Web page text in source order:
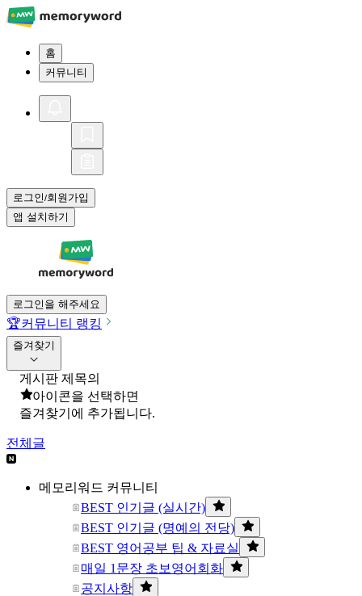
홈
커뮤니티
로그인/회원가입
앱 설치하기
로그인을 해주세요
🏆커뮤니티 랭킹
즐겨찾기
게시판 제목의
아이콘을 선택하면
즐겨찾기에 추가됩니다.
전체글
메모리워드 커뮤니티
BEST 인기글 (실시간)
BEST 인기글 (명예의 전당)
BEST 영어공부 팁 & 자료실
매일 1문장 초보영어회화
공지사항